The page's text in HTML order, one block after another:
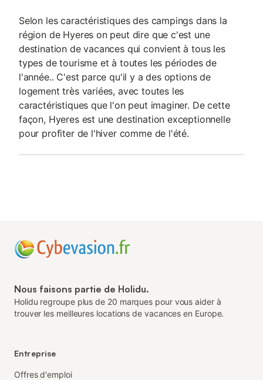
Selon les caractéristiques des campings dans la
région de Hyeres on peut dire que c'est une
destination de vacances qui convient à tous les
types de tourisme et à toutes les périodes de
l'année.. C'est parce qu'il y a des options de
logement très variées, avec toutes les
caractéristiques que l'on peut imaginer. De cette
façon, Hyeres est une destination exceptionnelle
pour profiter de l'hiver comme de l'été.
Nous faisons partie de Holidu.
Holidu regroupe plus de 20 marques pour vous aider à
trouver les meilleures locations de vacances en Europe.
Entreprise
Offres d'emploi